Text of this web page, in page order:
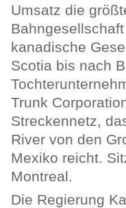
Umsatz die
kanadische
Scotia bis nach
Trunk
Streckennetz,
River von den
Mexiko reicht.
Montreal.
Die Regierung